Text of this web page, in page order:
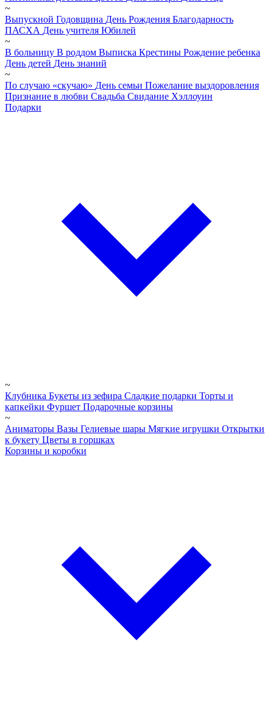
~
Выпускной Годовщина День Рождения Благодарность
ПАСХА День учителя Юбилей
~
В больницу В роддом Выписка Крестины Рождение ребенка
День детей День знаний
~
По случаю «скучаю» День семьи Пожелание выздоровления
Признание в любви Свадьба Свидание Хэллоуин
Подарки
~
Клубника Букеты из зефира Сладкие подарки Торты и
капкейки Фуршет Подарочные корзины
~
Аниматоры Вазы Гелиевые шары Мягкие игрушки Открытки
к букету Цветы в горшках
Корзины и коробки